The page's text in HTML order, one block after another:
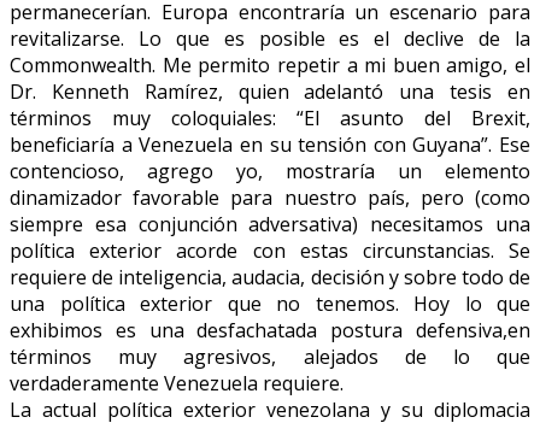
permanecerían. Europa encontraría un escenario para
revitalizarse. Lo que es posible es el declive de la
Commonwealth. Me permito repetir a mi buen amigo, el
Dr. Kenneth Ramírez, quien adelantó una tesis en
términos muy coloquiales: “El asunto del Brexit,
beneficiaría a Venezuela en su tensión con Guyana”. Ese
contencioso, agrego yo, mostraría un elemento
dinamizador favorable para nuestro país, pero (como
siempre esa conjunción adversativa) necesitamos una
política exterior acorde con estas circunstancias. Se
requiere de inteligencia, audacia, decisión y sobre todo de
una política exterior que no tenemos. Hoy lo que
exhibimos es una desfachatada postura defensiva,en
términos muy agresivos, alejados de lo que
verdaderamente Venezuela requiere.
La actual política exterior venezolana y su diplomacia